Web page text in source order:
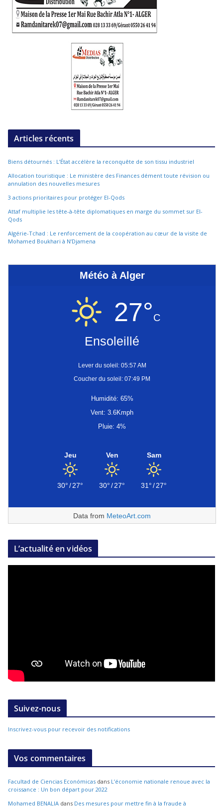
Articles récents
Biens détournés : L’État accélère la reconquête de son tissu industriel
Allocation touristique : Le ministère des Finances dément toute révision ou
annulation des nouvelles mesures
3 actions prioritaires pour protéger El-Qods
Attaf multiplie les tête-à-tête diplomatiques en marge du sommet sur El-
Qods
Algérie-Tchad : Le renforcement de la coopération au cœur de la visite de
Mohamed Boukhari à N’Djamena
Météo à Alger
27°C
Ensoleillé
Lever du soleil: 05:57 AM
Coucher du soleil: 07:49 PM
Humidité: 65%
Vent: 3.6Kmph
Pluie: 4%
Jeu
30°/27°
Ven
30°/27°
Sam
31°/27°
Data from MeteoArt.com
L’actualité en vidéos
Suivez-nous
Inscrivez-vous pour recevoir des notifications
Vos commentaires
Facultad de Ciencias Económicas dans L’économie nationale renoue avec la
croissance : Un bon départ pour 2022
Mohamed BENALIA dans Des mesures pour mettre fin à la fraude à